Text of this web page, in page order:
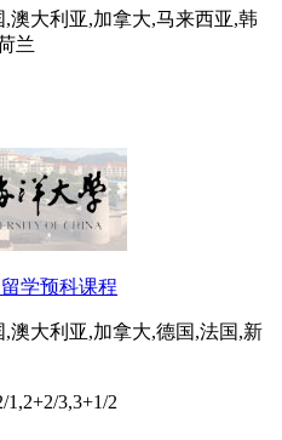
,澳大利亚,加拿大,马来西亚,韩
兰
学预科课程
,澳大利亚,加拿大,德国,法国,新
1,2+2/3,3+1/2